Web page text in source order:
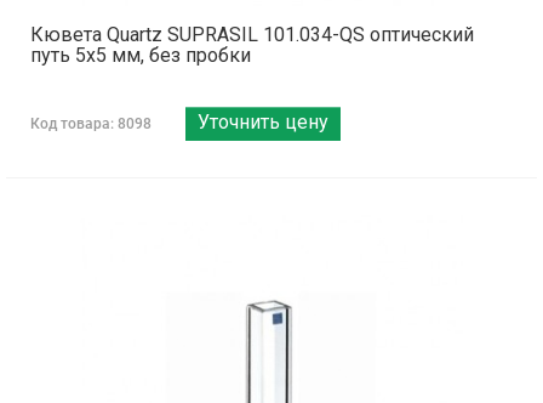
Кювета Quartz SUPRASIL 101.034-QS оптический
путь 5х5 мм, без пробки
Код товара: 8098 Уточнить цену